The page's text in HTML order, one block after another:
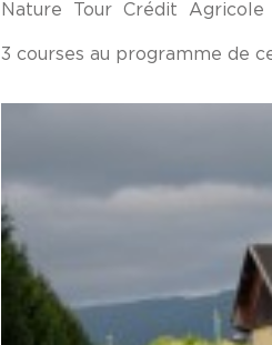
Nature Tour Crédit Agricole
3 courses au programme de